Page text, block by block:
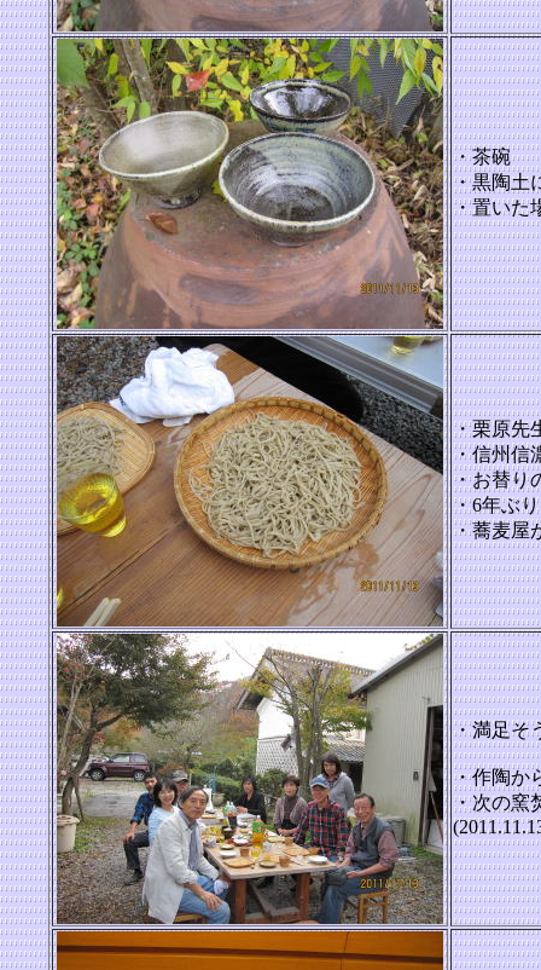
・茶碗
・黒陶土
・置いた
・栗原先
・信州信
・お替り
・6年ぶ
・蕎麦屋
・満足そ
・作陶か
・次の窯